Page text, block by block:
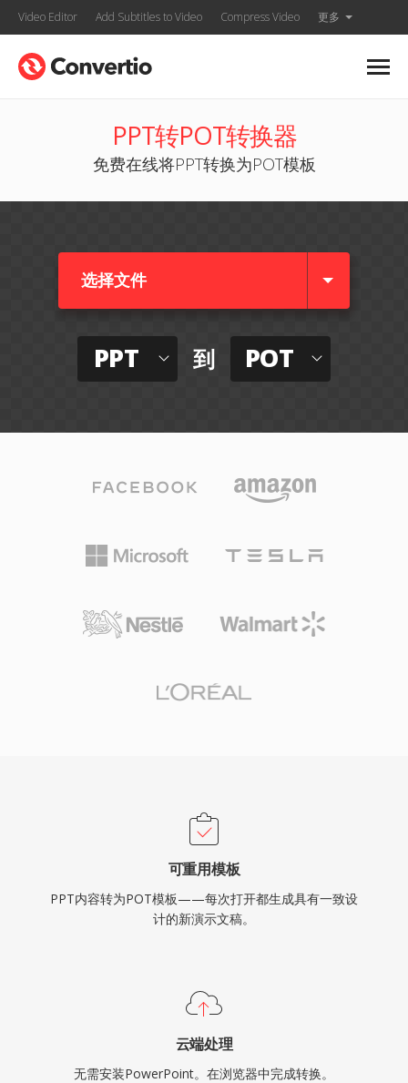
Video Editor Add Subtitles to Video Compress Video 更多
PPT转POT转换器
免费在线将PPT转换为POT模板
选择文件
PPT 到 POT
可重用模板
PPT内容转为POT模板——每次打开都生成具有一致设
计的新演示文稿。
云端处理
无需安装PowerPoint。在浏览器中完成转换。